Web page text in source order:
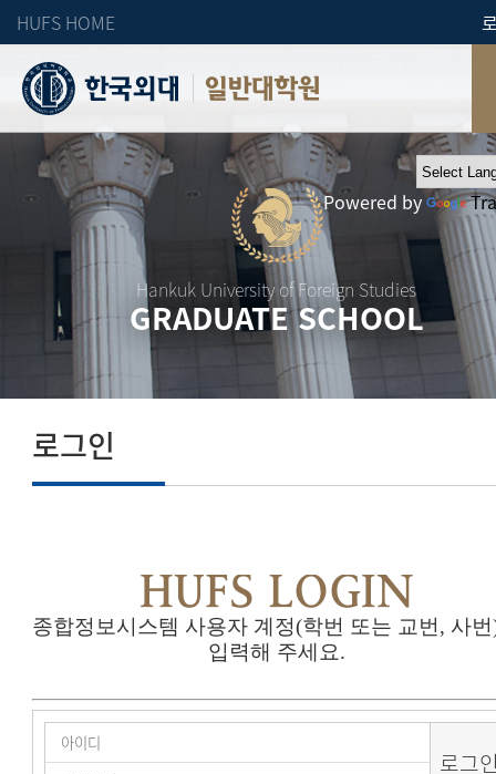
HUFS HOME
일반대학원
Hankuk University of Foreign Studies
GRADUATE SCHOOL
Powered by
로그인
HUFS LOGIN
종합정보시스템 사용자 계정(학번 또는 교번, 사
입력해 주세요.